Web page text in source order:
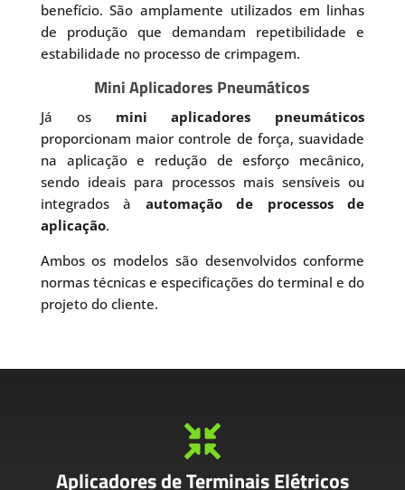
benefício. São amplamente utilizados em linhas
de produção que demandam repetibilidade e
estabilidade no processo de crimpagem.
Mini Aplicadores Pneumáticos
Já os mini aplicadores pneumáticos
proporcionam maior controle de força, suavidade
na aplicação e redução de esforço mecânico,
sendo ideais para processos mais sensíveis ou
integrados à automação de processos de
aplicação.
Ambos os modelos são desenvolvidos conforme
normas técnicas e especificações do terminal e do
projeto do cliente.

Aplicadores de Terminais Elétricos